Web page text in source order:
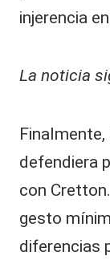
injerencia
La noticia
defendiera
con
gesto
diferencias